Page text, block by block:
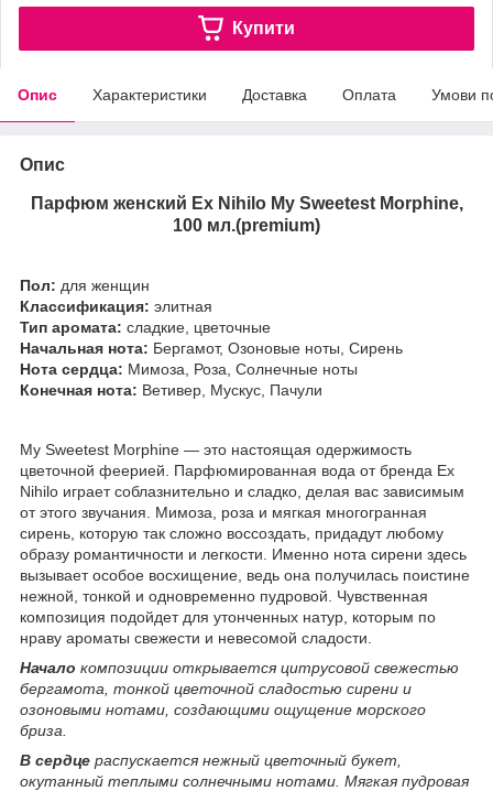
Купити
Опис Характеристики Доставка Оплата Умови
Опис
Парфюм женский Ex Nihilo My Sweetest Morphine,
100 мл.(premium)
Пол: для женщин
Классификация: элитная
Тип аромата: сладкие, цветочные
Начальная нота: Бергамот, Озоновые ноты, Сирень
Нота сердца: Мимоза, Роза, Солнечные ноты
Конечная нота: Ветивер, Мускус, Пачули
My Sweetest Morphine — это настоящая одержимость
цветочной феерией. Парфюмированная вода от бренда Ex
Nihilo играет соблазнительно и сладко, делая вас зависимым
от этого звучания. Мимоза, роза и мягкая многогранная
сирень, которую так сложно воссоздать, придадут любому
образу романтичности и легкости. Именно нота сирени здесь
вызывает особое восхищение, ведь она получилась поистине
нежной, тонкой и одновременно пудровой. Чувственная
композиция подойдет для утонченных натур, которым по
нраву ароматы свежести и невесомой сладости.
Начало композиции открывается цитрусовой свежестью
бергамота, тонкой цветочной сладостью сирени и
озоновыми нотами, создающими ощущение морского
бриза.
В сердце распускается нежный цветочный букет,
окутанный теплыми солнечными нотами. Мягкая пудровая